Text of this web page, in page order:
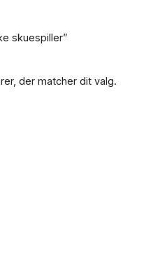
skuespiller”
der matcher dit valg.